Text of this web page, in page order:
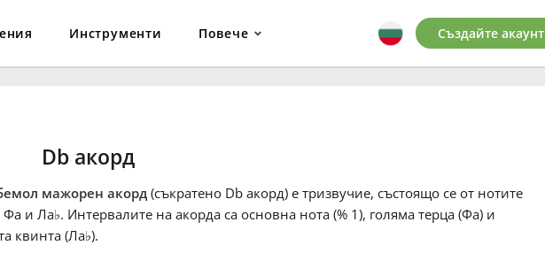
Инструменти Повече Създайте акаунт
Db акорд
мажорен акорд(съкратено Db акорд) е тризвучие, състоящо се от нотите
Фа и Ла♭. Интервалите на акорда са основна нота (% 1), голяма терца (Фа) и
квинта (Ла♭).